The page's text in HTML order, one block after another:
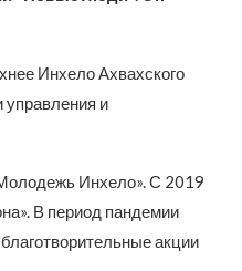
Инхело Ахвахского
и
Инхело». С 2019
В период пандемии
акции